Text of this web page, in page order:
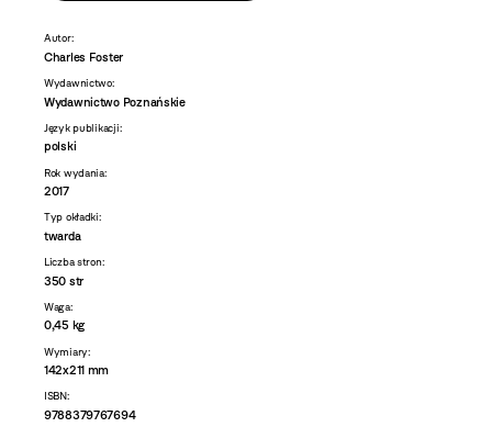
Autor:
Charles Foster
Wydawnictwo:
Wydawnictwo Poznańskie
Język publikacji:
polski
Rok wydania:
2017
Typ okładki:
twarda
Liczba stron:
350 str
Waga:
0,45 kg
Wymiary:
142x211 mm
ISBN:
9788379767694